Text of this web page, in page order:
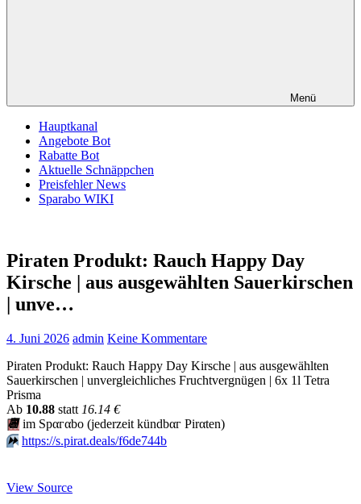
Menü
Hauptkanal
Angebote Bot
Rabatte Bot
Aktuelle Schnäppchen
Preisfehler News
Sparabo WIKI
Piraten Produkt: Rauch Happy Day
Kirsche | aus ausgewählten Sauerkirschen
| unve…
4. Juni 2026 admin Keine Kommentare
Piraten Produkt: Rauch Happy Day Kirsche | aus ausgewählten
Sauerkirschen | unvergleichliches Fruchtvergnügen | 6x 1l Tetra
Prisma
Аb 10.88 statt 16.14 €
📆im Spαгαbο (jеdеrzеit kündbαг Pirαten)
⏩️ https://s.pirat.deals/f6de744b
View Source